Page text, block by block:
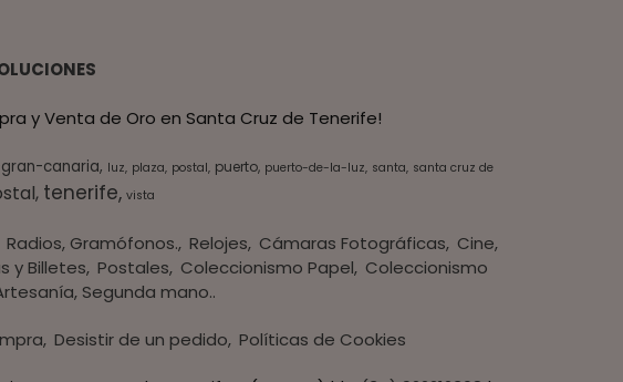
y Venta de Oro en Santa Cruz de Tenerife!
canaria luz plaza postal puerto puerto-de-la-luz santa santa cruz de
tenerife vista
Radios, Gramófonos. Relojes Cámaras Fotográficas Cine
y Billetes Postales Coleccionismo Papel Coleccionismo
Segunda mano..
Desistir de un pedido Políticas de Cookies